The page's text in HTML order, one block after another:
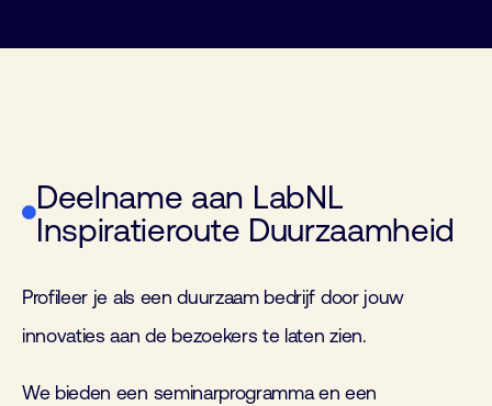
Deelname aan LabNL
Inspiratieroute Duurzaamheid
Profileer je als een duurzaam bedrijf door jouw
innovaties aan de bezoekers te laten zien.
We bieden een seminarprogramma en een